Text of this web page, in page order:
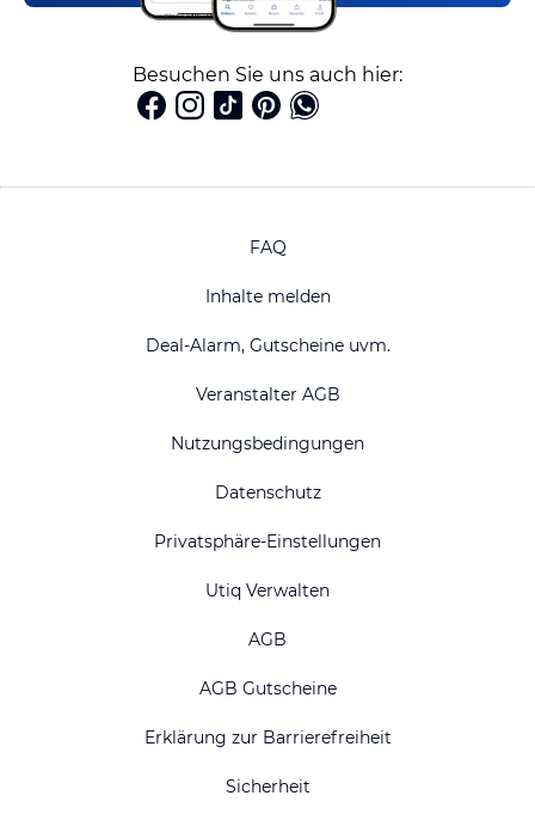
Besuchen Sie uns auch hier:
FAQ
Inhalte melden
Deal-Alarm, Gutscheine uvm.
Veranstalter AGB
Nutzungsbedingungen
Datenschutz
Privatsphäre-Einstellungen
Utiq Verwalten
AGB
AGB Gutscheine
Erklärung zur Barrierefreiheit
Sicherheit